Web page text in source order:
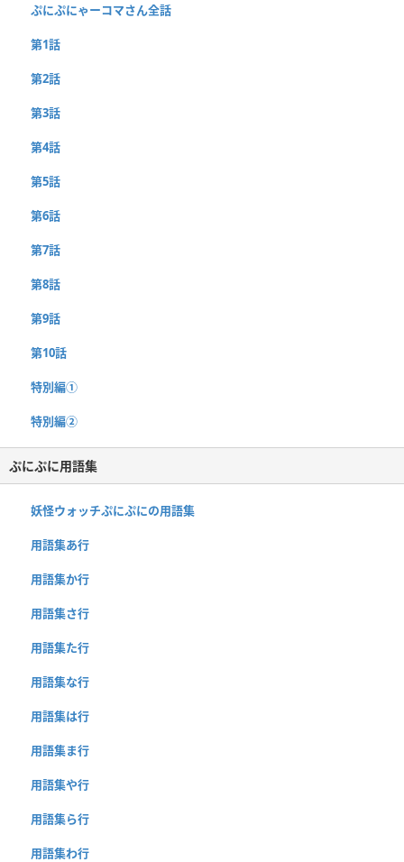
ぷにぷにゃーコマさん全話
第1話
第2話
第3話
第4話
第5話
第6話
第7話
第8話
第9話
第10話
特別編①
特別編②
ぷにぷに用語集
妖怪ウォッチぷにぷにの用語集
用語集あ行
用語集か行
用語集さ行
用語集た行
用語集な行
用語集は行
用語集ま行
用語集や行
用語集ら行
用語集わ行